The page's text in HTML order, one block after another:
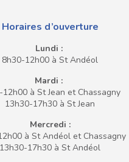
Horaires d’ouverture
Lundi :
8h30-12h00 à St Andéol
Mardi :
12h00 à St Jean et Chassagny
13h30-17h30 à St Jean
Mercredi :
à St Andéol et Chassagny
13h30-17h30 à St Andéol